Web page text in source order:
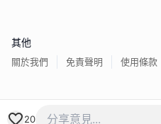
20
其他
關於我們 免責聲明 使用條款
香港經濟日報版權所有©